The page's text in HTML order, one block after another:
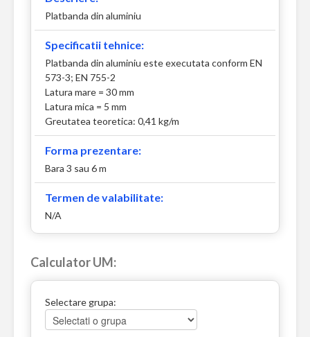
Platbanda din aluminiu
Specificatii tehnice:
Platbanda din aluminiu este executata conform EN
573-3; EN 755-2
Latura mare = 30 mm
Latura mica = 5 mm
Greutatea teoretica: 0,41 kg/m
Forma prezentare:
Bara 3 sau 6 m
Termen de valabilitate:
N/A
Calculator UM:
Selectare grupa: